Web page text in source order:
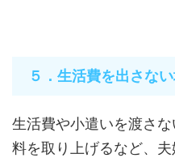
５．生活費を出さな
生活費や小遣いを渡さ
料を取り上げるなど、